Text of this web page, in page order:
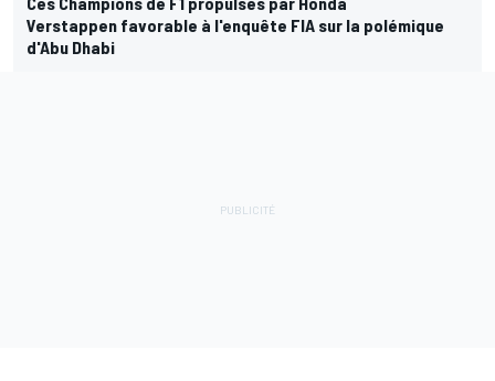
Verstappen favorable à l'enquête FIA sur la polémique
d'Abu Dhabi